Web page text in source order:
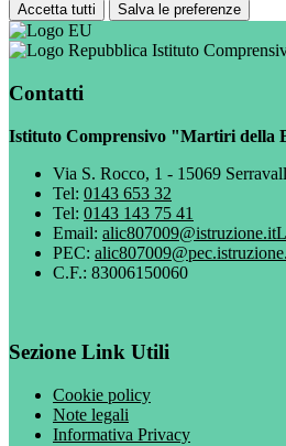
Accetta tutti Salva le preferenze
Istituto
Contatti
Istituto Comprensivo "Martiri della
Via S. Rocco, 1 - 15069
Tel: 0143 653 32
Tel: 0143 143 75 41
Email: alic807009@istruzione.it
PEC:
C.F.: 83006150060
Sezione Link Utili
Cookie policy
Note legali
Informativa Privacy